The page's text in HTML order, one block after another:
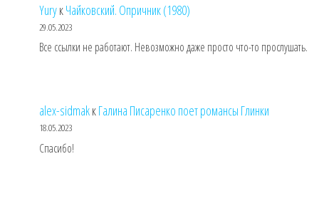
YuryкЧайковский. Опричник (1980)
29.05.2023
Все ссылки не работают. Невозможно даже просто что-то прослушать.
alex-sidmakкГалина Писаренко поет романсы Глинки
18.05.2023
Спасибо!